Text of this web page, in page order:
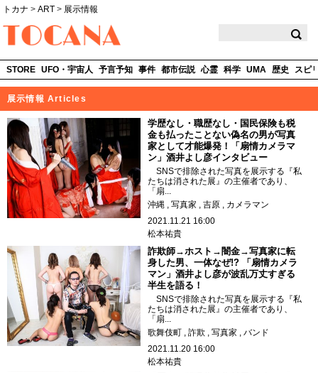
トカナ > ART > 展示情報
STORE UFO・宇宙人 予言予知 事件 都市伝説 心霊 科学 UMA 歴史 スピ
展示情報 Articles
学歴なし・職歴なし・国民保険も税
金も払ったことない偽名の男が写真
家として才能爆発！「扇情カメラマ
ン」酒井よし彦インタビュー
SNSで排除された写真を展示する『私
たちは消された展』の主催者であり、
「扇...
沖縄
写真家 吉原
カメラマン
2021.11.21 16:00
松本祐貴
詐欺師→ホスト→闇金→写真家に転
身した男、一体なぜ!? 「扇情カメラ
マン」酒井よし彦が波乱万丈すぎる
半生を語る！
SNSで排除された写真を展示する『私
たちは消された展』の主催者であり、
「扇...
歌舞伎町
詐欺 写真家
バンド
2021.11.20 16:00
松本祐貴